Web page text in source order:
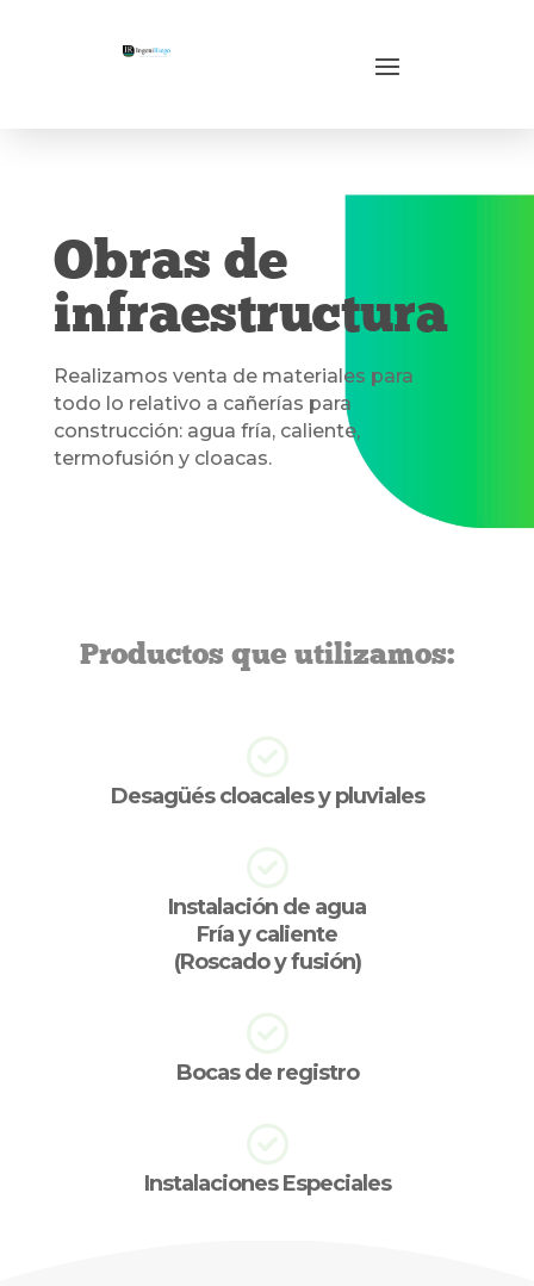
Obras de
infraestructura
Realizamos venta de materiales para
todo lo relativo a cañerías para
construcción: agua fría, caliente,
termofusión y cloacas.
Productos que utilizamos:
Desagüés cloacales y pluviales
Instalación de agua
Fría y caliente
(Roscado y fusión)
Bocas de registro
Instalaciones Especiales